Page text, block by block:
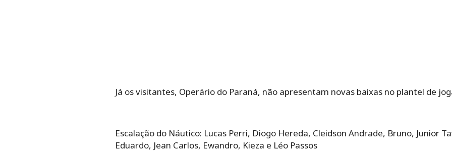
Já os visitantes, Operário do Paraná, não apresentam novas baixas no plantel de
Escalação do Náutico:​ ​Lucas Perri, Diogo Hereda, Cleidson Andrade, Bruno, Junior
Eduardo, Jean Carlos, Ewandro, Kieza e Léo Passos